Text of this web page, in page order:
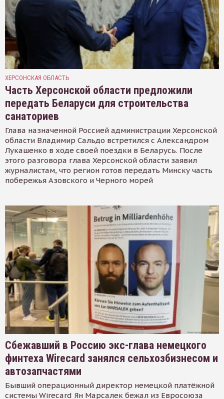
ХЕРСОНСКАЯ ОБЛАСТЬ
Часть Херсонской области предложили
передать Беларуси для строительства
санаториев
Глава назначенной Россией администрации Херсонской
области Владимир Сальдо встретился с Александром
Лукашенко в ходе своей поездки в Беларусь. После
этого разговора глава Херсонской области заявил
журналистам, что регион готов передать Минску часть
побережья Азовского и Черного морей
Сбежавший в Россию экс-глава немецкого
финтеха Wirecard занялся сельхозбизнесом и
автозапчастями
Бывший операционный директор немецкой платёжной
системы Wirecard Ян Марсалек бежал из Евросоюза